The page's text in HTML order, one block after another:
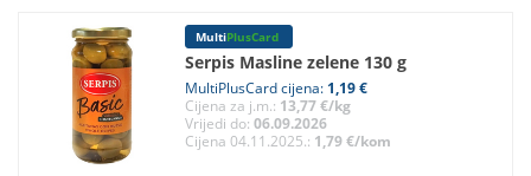
MultiPlusCard
Serpis Masline zelene 130 g
MultiPlusCard cijena: 1,19 €
Cijena za j.m.: 13,77 €/kg
Vrijedi do: 06.09.2026
Cijena 04.11.2025.: 1,79 €/kom